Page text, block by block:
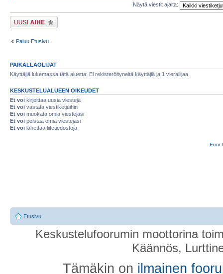
Näytä viestit ajalta:
Lähetä uusi viesti
Paluu Etusivu
PAIKALLAOLIJAT
Käyttäjiä lukemassa tätä aluetta: Ei rekisteröityneitä käyttäjiä ja 1 vierailijaa
KESKUSTELUALUEEN OIKEUDET
Et voi kirjoittaa uusia viestejä
Et voi vastata viestiketjuihin
Et voi muokata omia viestejäsi
Et voi poistaa omia viestejäsi
Et voi lähettää liitetiedostoja.
Error
Etusivu
Keskustelufoorumin moottorina
Käännös,
Tämäkin on ilmainen